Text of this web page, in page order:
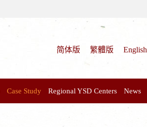
简体版 繁體版 English
Case Study Regional YSD Centers News